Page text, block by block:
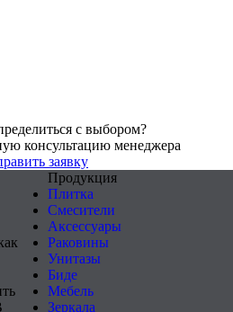
с выбором?
консультацию менеджера
заявку
Продукция
Плитка
Смесители
Аксессуары
Раковины
Унитазы
Биде
Мебель
Зеркала